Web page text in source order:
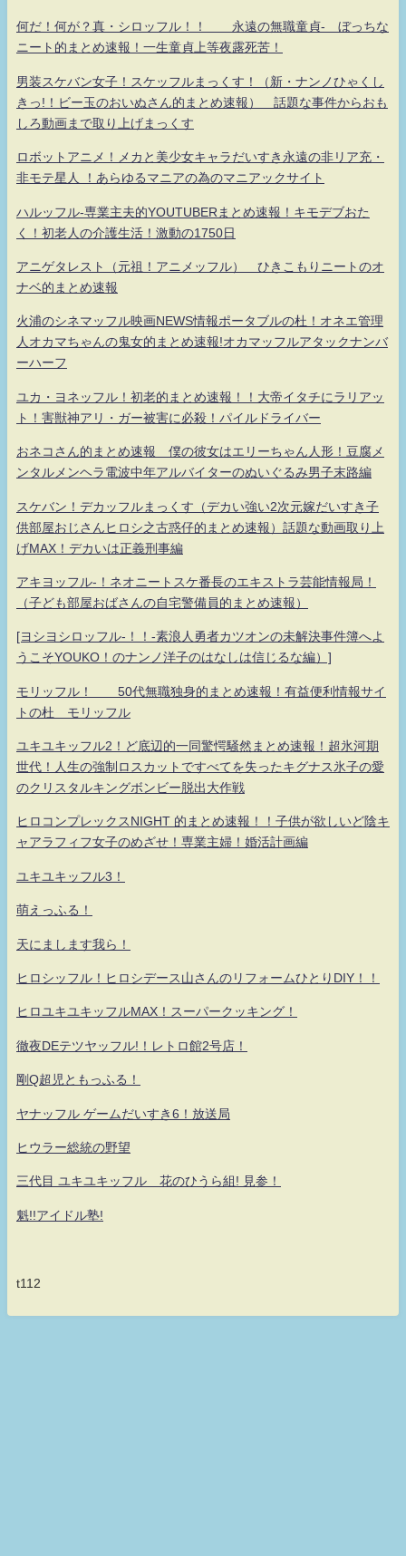
何だ！何が？真・シロッフル！！ 永遠の無職童貞- ぼっちな
ニート的まとめ速報！一生童貞上等夜露死苦！
男装スケバン女子！スケッフルまっくす！（新・ナンノひゃくし
きっ!！ビー玉のおいぬさん的まとめ速報） 話題な事件からおも
しろ動画まで取り上げまっくす
ロボットアニメ！メカと美少女キャラだいすき永遠の非リア充・
非モテ星人 ！あらゆるマニアの為のマニアックサイト
ハルッフル-専業主夫的YOUTUBERまとめ速報！キモデブおた
く！初老人の介護生活！激動の1750日
アニゲタレスト（元祖！アニメッフル） ひきこもりニートのオ
ナベ的まとめ速報
火浦のシネマッフル映画NEWS情報ポータブルの杜！オネエ管理
人オカマちゃんの鬼女的まとめ速報!オカマッフルアタックナンバ
ーハーフ
ユカ・ヨネッフル！初老的まとめ速報！！大帝イタチにラリアッ
ト！害獣神アリ・ガー被害に必殺！パイルドライバー
おネコさん的まとめ速報 僕の彼女はエリーちゃん人形！豆腐メ
ンタルメンヘラ電波中年アルバイターのぬいぐるみ男子末路編
スケバン！デカッフルまっくす（デカい強い2次元嫁だいすき子
供部屋おじさんヒロシ之古惑仔的まとめ速報）話題な動画取り上
げMAX！デカいは正義刑事編
アキヨッフル-！ネオニートスケ番長のエキストラ芸能情報局！
（子ども部屋おばさんの自宅警備員的まとめ速報）
[ヨシヨシロッフル-！！-素浪人勇者カツオンの未解決事件簿へよ
うこそYOUKO！のナンノ洋子のはなしは信じるな編）]
モリッフル！ 50代無職独身的まとめ速報！有益便利情報サイ
トの杜 モリッフル
ユキユキッフル2！ど底辺的一同驚愕騒然まとめ速報！超氷河期
世代！人生の強制ロスカットですべてを失ったキグナス氷子の愛
のクリスタルキングボンビー脱出大作戦
ヒロコンプレックスNIGHT 的まとめ速報！！子供が欲しいど陰キ
ャアラフィフ女子のめざせ！専業主婦！婚活計画編
ユキユキッフル3！
萌えっふる！
天にまします我ら！
ヒロシッフル！ヒロシデース山さんのリフォームひとりDIY！！
ヒロユキユキッフルMAX！スーパークッキング！
徹夜DEテツヤッフル!！レトロ館2号店！
剛Q超児ともっふる！
ヤナッフル ゲームだいすき6！放送局
ヒウラー総統の野望
三代目 ユキユキッフル 花のひうら組! 見参！
魁!!アイドル塾!
t112